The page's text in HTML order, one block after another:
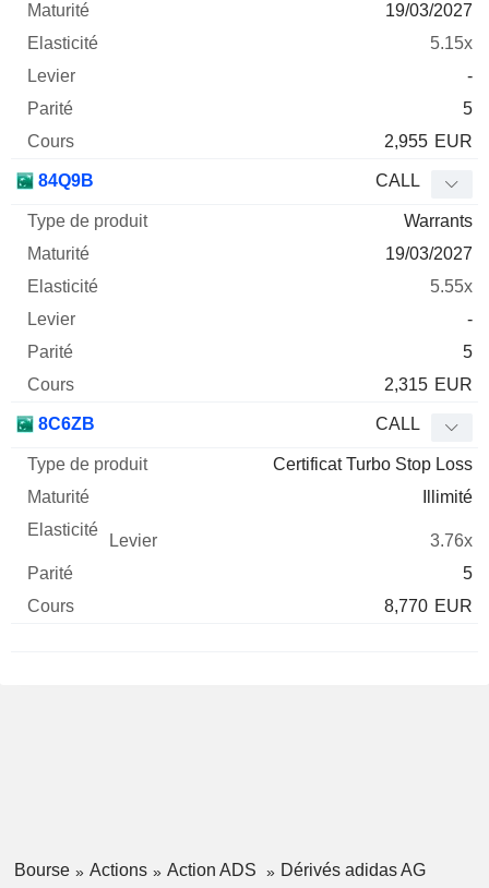
19/03/2027
5.15x
-
5
2,955 EUR
84Q9B CALL
Warrants
19/03/2027
5.55x
-
5
2,315 EUR
8C6ZB CALL
Certificat Turbo Stop Loss
Illimité
3.76x
5
8,770 EUR
Bourse Actions Action ADS Dérivés adidas AG